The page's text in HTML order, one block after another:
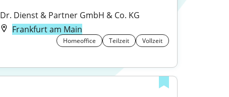
Dr. Dienst & Partner GmbH & Co. KG
Frankfurt am Main
Homeoffice Teilzeit Vollzeit